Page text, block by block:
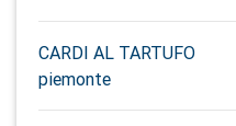
CARDI AL TARTUFO
piemonte